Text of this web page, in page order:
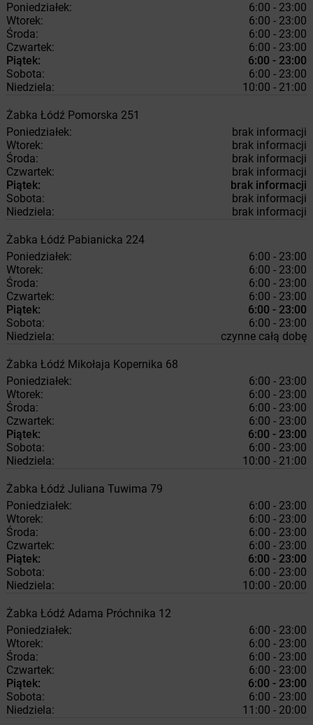
Poniedziałek:
6:00 - 23:00
Wtorek:
6:00 - 23:00
Środa:
6:00 - 23:00
Czwartek:
6:00 - 23:00
Piątek:
6:00 - 23:00
Sobota:
6:00 - 23:00
Niedziela:
10:00 - 21:00
Żabka Łódź Pomorska 251
Poniedziałek:
brak informacji
Wtorek:
brak informacji
Środa:
brak informacji
Czwartek:
brak informacji
Piątek:
brak informacji
Sobota:
brak informacji
Niedziela:
brak informacji
Żabka Łódź Pabianicka 224
Poniedziałek:
6:00 - 23:00
Wtorek:
6:00 - 23:00
Środa:
6:00 - 23:00
Czwartek:
6:00 - 23:00
Piątek:
6:00 - 23:00
Sobota:
6:00 - 23:00
Niedziela:
czynne całą dobę
Żabka Łódź Mikołaja Kopernika 68
Poniedziałek:
6:00 - 23:00
Wtorek:
6:00 - 23:00
Środa:
6:00 - 23:00
Czwartek:
6:00 - 23:00
Piątek:
6:00 - 23:00
Sobota:
6:00 - 23:00
Niedziela:
10:00 - 21:00
Żabka Łódź Juliana Tuwima 79
Poniedziałek:
6:00 - 23:00
Wtorek:
6:00 - 23:00
Środa:
6:00 - 23:00
Czwartek:
6:00 - 23:00
Piątek:
6:00 - 23:00
Sobota:
6:00 - 23:00
Niedziela:
10:00 - 20:00
Żabka Łódź Adama Próchnika 12
Poniedziałek:
6:00 - 23:00
Wtorek:
6:00 - 23:00
Środa:
6:00 - 23:00
Czwartek:
6:00 - 23:00
Piątek:
6:00 - 23:00
Sobota:
6:00 - 23:00
Niedziela:
11:00 - 20:00